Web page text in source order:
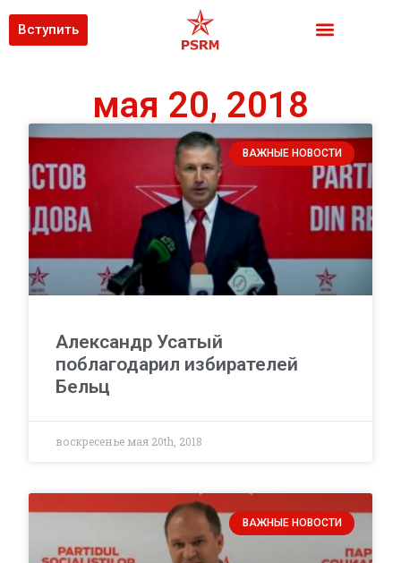
Вступить
мая 20, 2018
ВАЖНЫЕ НОВОСТИ
Александр Усатый
поблагодарил избирателей
Бельц
воскресенье мая 20th, 2018
ВАЖНЫЕ НОВОСТИ